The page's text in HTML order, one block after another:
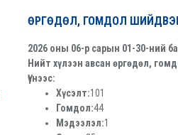
ӨРГӨДӨЛ, ГОМДОЛ
2026 оны 06-р сарын 01-30-ний
Нийт хүлээн авсан өргөдөл,
Үүнээс:
Хүсэлт:101
Гомдол:44
Мэдээлэл:1